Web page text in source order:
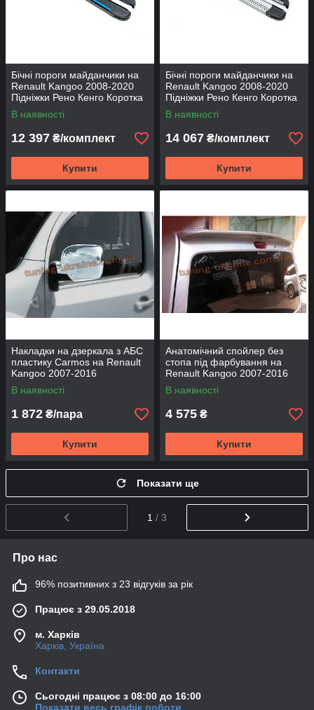
Бічні пороги майданчики на
Renault Kangoo 2008-2020
Підніжки Рено Кенго Коротка
база Maya Blue
В наявності
12 397 ₴/комплект
Купити
Бічні пороги майданчики на
Renault Kangoo 2008-2020
Підніжки Рено Кенго Коротка
база Maya V2
В наявності
14 067 ₴/комплект
Купити
Накладки на дзеркала з АБС
пластику Carmos на Renault
Kangoo 2007-2016
В наявності
1 872 ₴/пара
Купити
Анатомічний спойлер без
стопа під фарбування на
Renault Kangoo 2007-2016
В наявності
4 575 ₴
Купити
Показати ще
1 / 3
Про нас
96% позитивних з 23 відгуків за рік
Працює з 29.05.2018
м. Харків
Харків, Україна
Контакти
Сьогодні працює з 08:00 до 16:00
Показати весь графік роботи